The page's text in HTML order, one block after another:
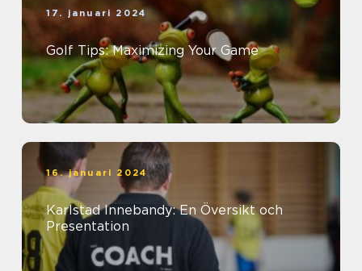
17. januari 2024
Golf Tips: Maximizing Your Game
16. januari 2024
Karlstad Innebandy: En Översikt och
Presentation